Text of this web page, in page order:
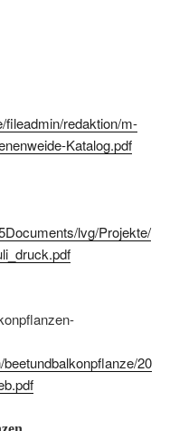
fileadmin/redaktion/m-
Katalog.pdf
lvg/Projekte/
20